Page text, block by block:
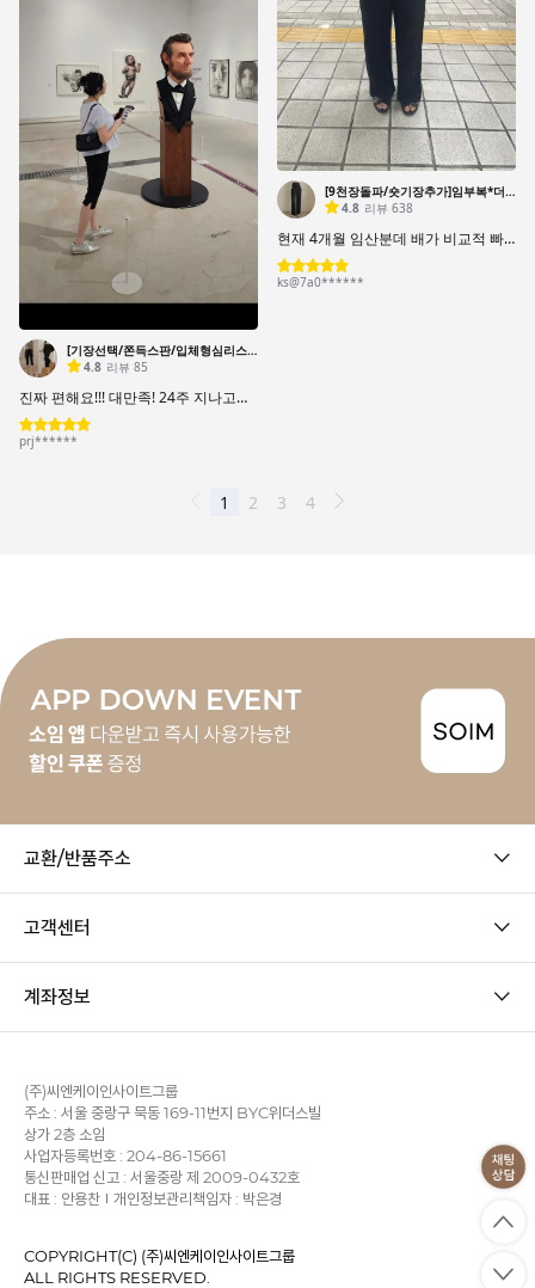
교환/반품주소
고객센터
계좌정보
(주)씨엔케이인사이트그룹
주소 : 서울 중랑구 묵동 169-11번지 BYC위더스빌
상가 2층 소임
사업자등록번호 : 204-86-15661
통신판매업 신고 : 서울중랑 제 2009-0432호
대표 : 안용찬
개인정보관리책임자 : 박은경
COPYRIGHT(C) (주)씨엔케이인사이트그룹
ALL RIGHTS RESERVED.